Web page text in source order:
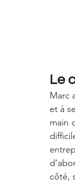
Le
Marc
et à
main
côté,